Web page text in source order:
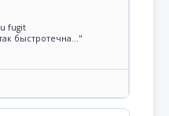
fugit
быстротечна..."